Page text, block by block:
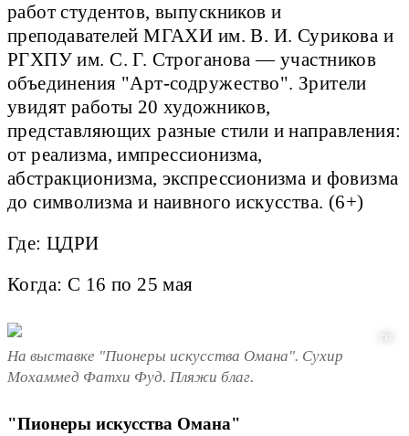
работ студентов, выпускников и
преподавателей МГАХИ им. В. И. Сурикова и
РГХПУ им. С. Г. Строганова — участников
объединения "Арт-содружество". Зрители
увидят работы 20 художников,
представляющих разные стили и направления:
от реализма, импрессионизма,
абстракционизма, экспрессионизма и фовизма
до символизма и наивного искусства. (6+)
Где: ЦДРИ
Когда: С 16 по 25 мая
На выставке "Пионеры искусства Омана". Сухир
Мохаммед Фатхи Фуд. Пляжи благ.
"Пионеры искусства Омана"